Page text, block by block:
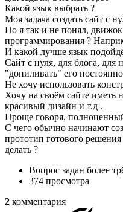
Какой язык выбрать ?
Моя задача создать сайт с
Но я так и не понял,
программирования ?
И какой лучше язык
Сайт с нуля, для блога, для
"допиливать" его
Не хочу использовать
Хочу на своём сайте иметь
красивый дизайн и т.д .
Проще говоря,
С чего обычно начинают
прототип готового
делать ?
Вопрос задан более
374 просмотра
2 комментария